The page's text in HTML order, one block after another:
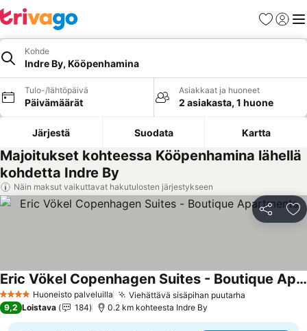
Suosikit
Kohde
Indre By, Kööpenhamina
Tulo-/lähtöpäivä
Päivämäärät
Asiakkaat ja huoneet
2 asiakasta, 1 huone
Järjestä Suodata Kartta
Majoitukset kohteessa Kööpenhamina lähellä
kohdetta Indre By
Näin maksut vaikuttavat hakutulosten järjestykseen
Jaa
4 TähtiluokitusHuoneisto palveluilla Viehättävä sisäpihan puutarha
Eric Vökel Copenhagen Suites - Boutique Apartments
Katso hinnat
9,2 Loistava 184 0.2 km kohteesta Indre By